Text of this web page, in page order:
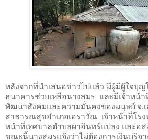
หลังจากที่นำเสนอข่าวไปแล้ว มีผู้มีผู้ใจบุญ
ธนาคารช่วยเหลือนางสมร และมีเจ้าหน้
พัฒนาสังคมและความมั่นคงของมนุษย์ จ.เ
สาธารณสุขอำเภอเอราวัณ เจ้าหน้าที่โร
หน้าที่เทศบาลตำบลผาอินทร์แปลง และอ
ขณะนี้นางสมรแจ้งว่าไม่ต้องการเงินบริจ